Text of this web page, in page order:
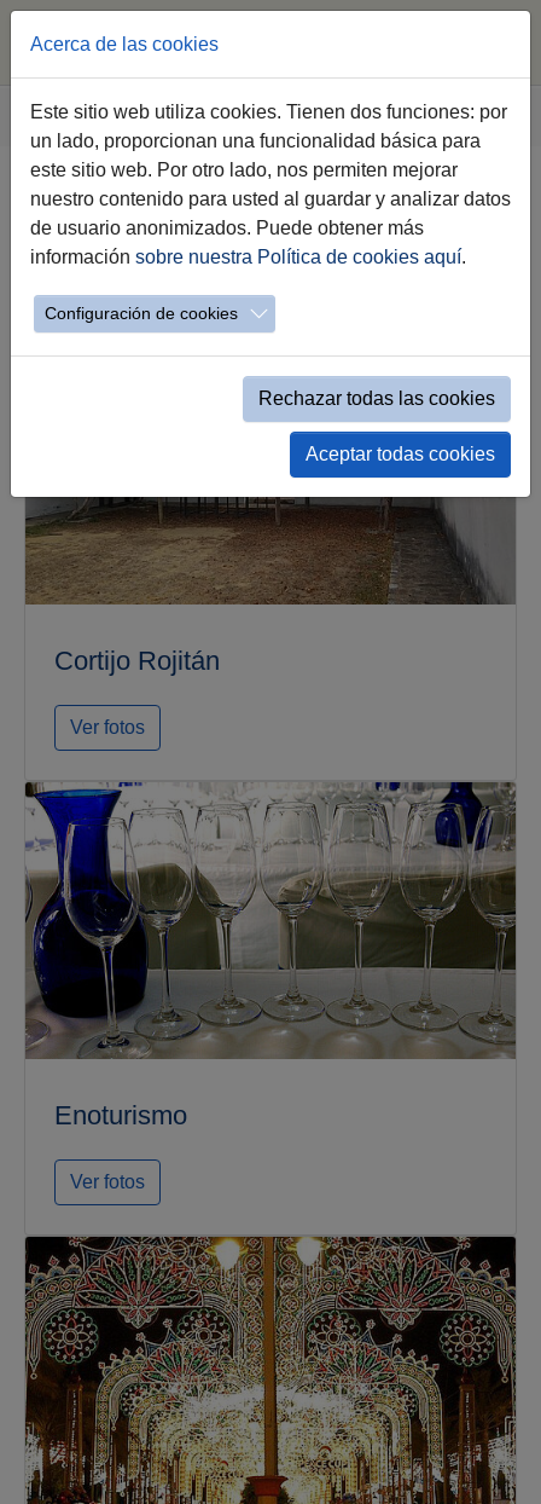
Saltar al contenido principal
Estás aquí:
Jerez.es Ciudad Conoce Jerez Fotos Jerez
Fotos de Jerez
Cortijo Rojitán
Ver fotos
Enoturismo
Ver fotos
Acerca de las cookies
Este sitio web utiliza cookies. Tienen dos funciones: por
un lado, proporcionan una funcionalidad básica para
este sitio web. Por otro lado, nos permiten mejorar
nuestro contenido para usted al guardar y analizar datos
de usuario anonimizados. Puede obtener más
información sobre nuestra Política de cookies aquí.
Configuración de cookies
Rechazar todas las cookies
Aceptar todas cookies